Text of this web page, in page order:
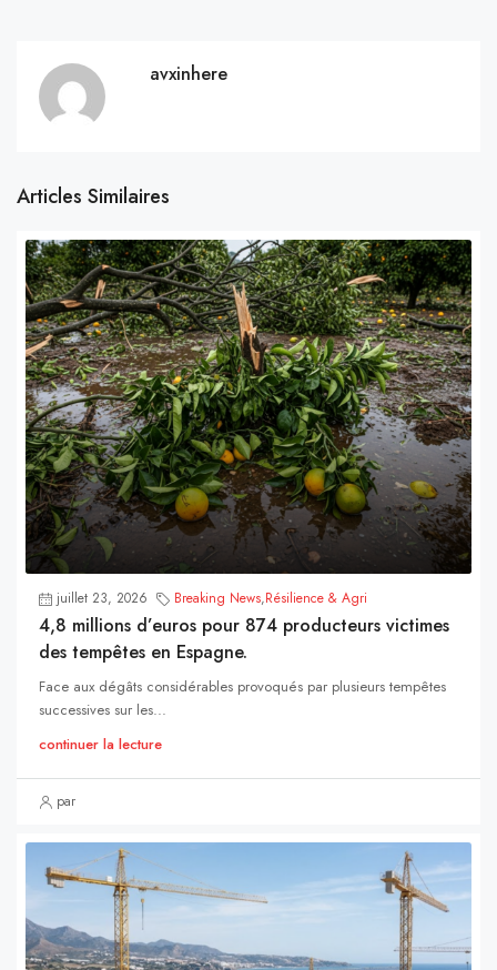
avxinhere
Articles Similaires
juillet 23, 2026 Breaking News,Résilience & Agri
4,8 millions d’euros pour 874 producteurs victimes
des tempêtes en Espagne.
Face aux dégâts considérables provoqués par plusieurs tempêtes
successives sur les...
continuer la lecture
par